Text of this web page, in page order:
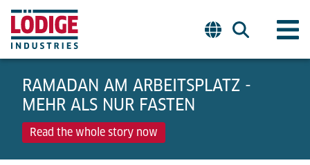
RAMADAN AM ARBEITSPLATZ -
MEHR ALS NUR FASTEN
Read the whole story now